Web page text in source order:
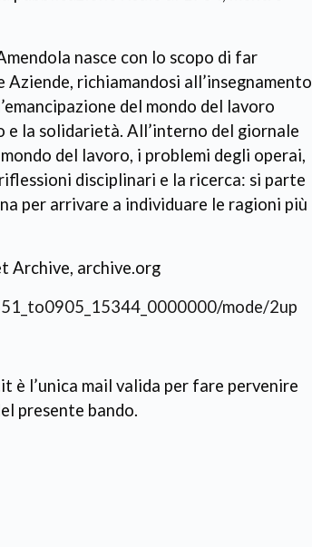
nasce con lo scopo di far
richiamandosi all’insegnamento
del mondo del lavoro
e la solidarietà. All’interno del giornale
del lavoro, i problemi degli operai,
disciplinari e la ricerca: si parte
per arrivare a individuare le ragioni più
Archive, archive.org
mode/2up
è l’unica mail valida per fare pervenire
presente bando.